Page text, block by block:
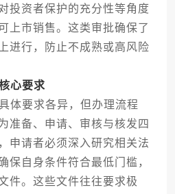
投资者保护的充分性等角度
上市销售。这类审批确保了
进行，防止不成熟或高风险
心要求
要求各异，但办理流程
准备、申请、审核与核发四
申请者必须深入研究相关法
保自身条件符合最低门槛，
件。这些文件往往要求极